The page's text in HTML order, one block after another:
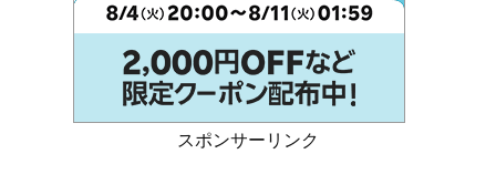
スポンサーリンク